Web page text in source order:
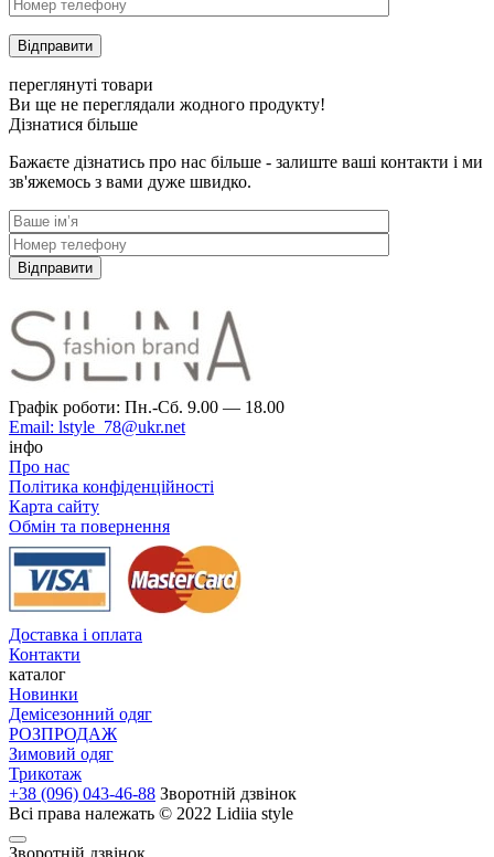
переглянуті товари
Ви ще не переглядали жодного продукту!
Дізнатися більше
Бажаєте дізнатись про нас більше - залиште ваші контакти і ми
зв'яжемось з вами дуже швидко.
Графік роботи: Пн.-Сб. 9.00 — 18.00
Email: lstyle_78@ukr.net
інфо
Про нас
Політика конфіденційності
Карта сайту
Обмін та повернення
Доставка і оплата
Контакти
каталог
Новинки
Демісезонний одяг
РОЗПРОДАЖ
Зимовий одяг
Трикотаж
+38 (096) 043-46-88 Зворотній дзвінок
Всі права належать © 2022 Lidiia style